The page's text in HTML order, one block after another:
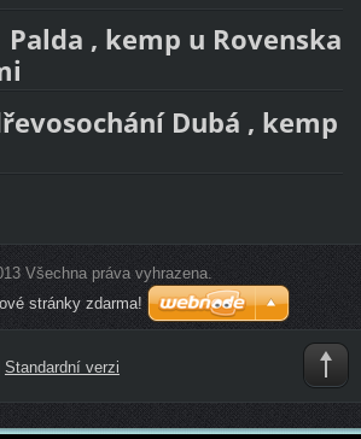
, kemp u Rovenska
Dubá , kemp
Všechna práva vyhrazena.
stránky zdarma!
Standardní verzi